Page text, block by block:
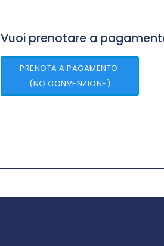
Vuoi prenotare a
PRENOTA A PAGAMENTO
(NO CONVENZIONE)